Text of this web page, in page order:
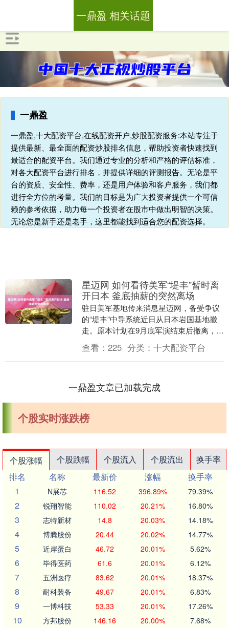
一鼎盈
一鼎盈,十大配资平台,在线配资开户,炒股配资服务:本站专注于
提供最新、最全面的配资炒股排名信息，帮助投资者快速找到
最适合的配资平台。我们通过专业的分析和严格的评估标准，
对各大配资平台进行排名，并提供详细的评测报告。无论是平
台的资质、安全性、费率，还是用户体验和客户服务，我们都
进行全方位的考量。我们的目标是为广大投资者提供一个可信
赖的参考依据，助力每一个投资者在股市中做出明智的决策。
无论您是新手还是老手，这里都能找到适合您的配资选择。
一鼎盈 相关话题
星迈网 如何看待美军“堤丰”暂时离
开日本 釜底抽薪的突然离场
驻日美军基地传来消息星迈网，备受争议
的“堤丰”中导系统近日从日本岩国基地撤
走。原本计划在9月底军演结束后撤离，但
最终滞留了近两个月，突然离场让日本措
手不及。 日....
查看： 225 分类： 十大配资平台
一鼎盈文章已加载完成
个股实时涨跌榜
个股涨幅 个股跌幅 个股流入 个股流出
换手率
排名
名称 最新价 涨幅
换手率
1
N展芯 116.52 396.89% 79.39%
2 锐翔智能 110.02 20.21% 16.80%
3 志特新材 14.8 20.03% 14.18%
4 博腾股份 20.44 20.02% 14.77%
5 近岸蛋白 46.72 20.01% 5.62%
6 毕得医药 61.6 20.01% 6.12%
7 五洲医疗 83.62 20.01% 18.37%
8 耐科装备 49.67 20.01% 6.83%
9 一博科技 53.33 20.01% 17.26%
10 方邦股份 146.16 20.00% 7.68%